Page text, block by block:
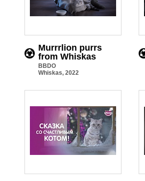
Murrrlion purrs
from Whiskas
BBDO
Whiskas, 2022